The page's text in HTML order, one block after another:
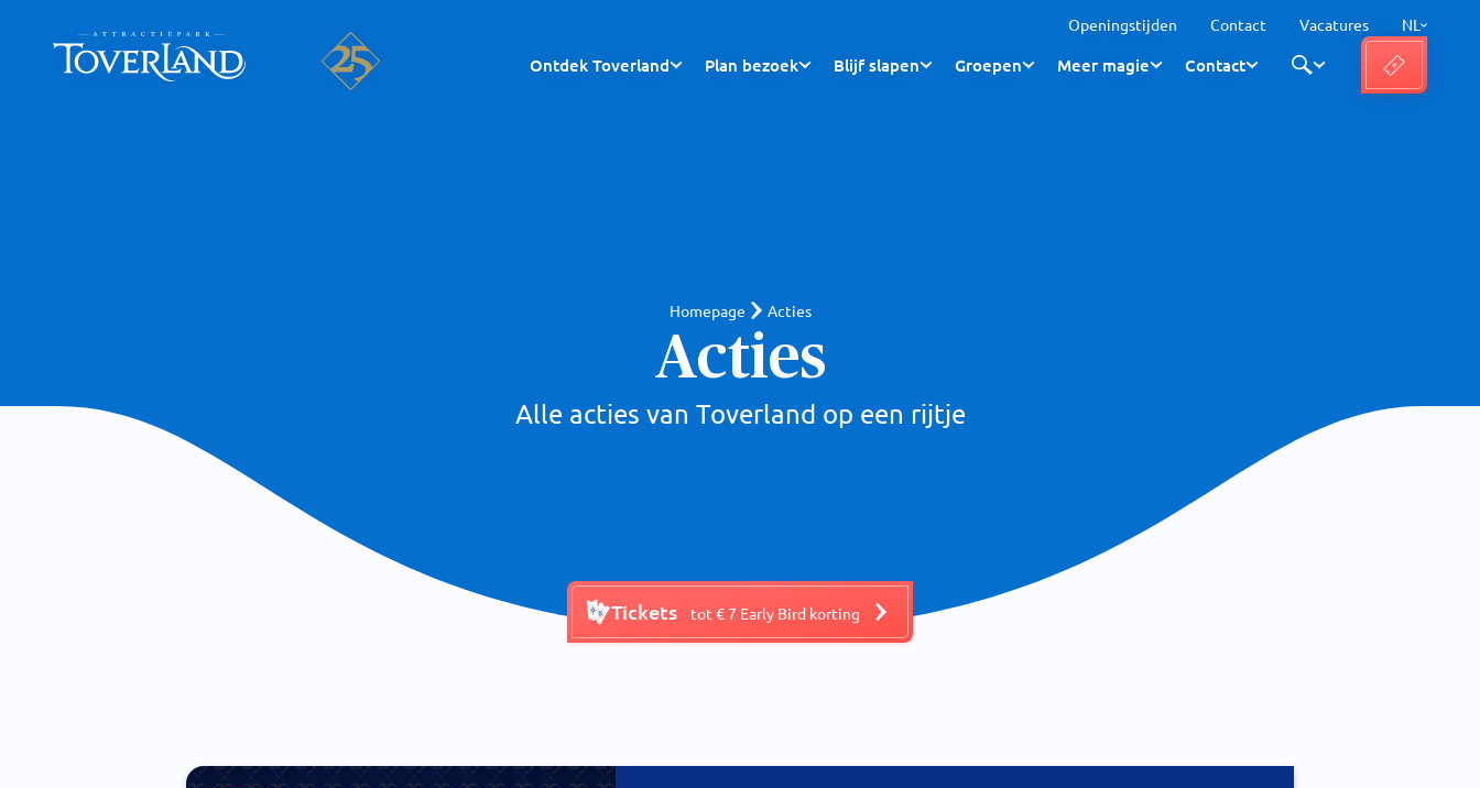
Openingstijden Contact Vacatures NL
Ontdek Toverland Plan bezoek Blijf slapen Groepen Meer magie Contact
Homepage Acties
Acties
Alle acties van Toverland op een rijtje
Tickets tot € 7 Early Bird korting